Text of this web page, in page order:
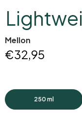
Mellon
€32,95
250 ml